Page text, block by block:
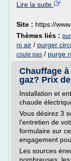
Lire la suite
Site : https://
Thèmes liés :
ni air / purger
coule pas / purge
Chauffage
gaz? Prix
Installation et
chaude
Vous désirez 3
l'entretien de
formulaire sur
engagement
Les sources